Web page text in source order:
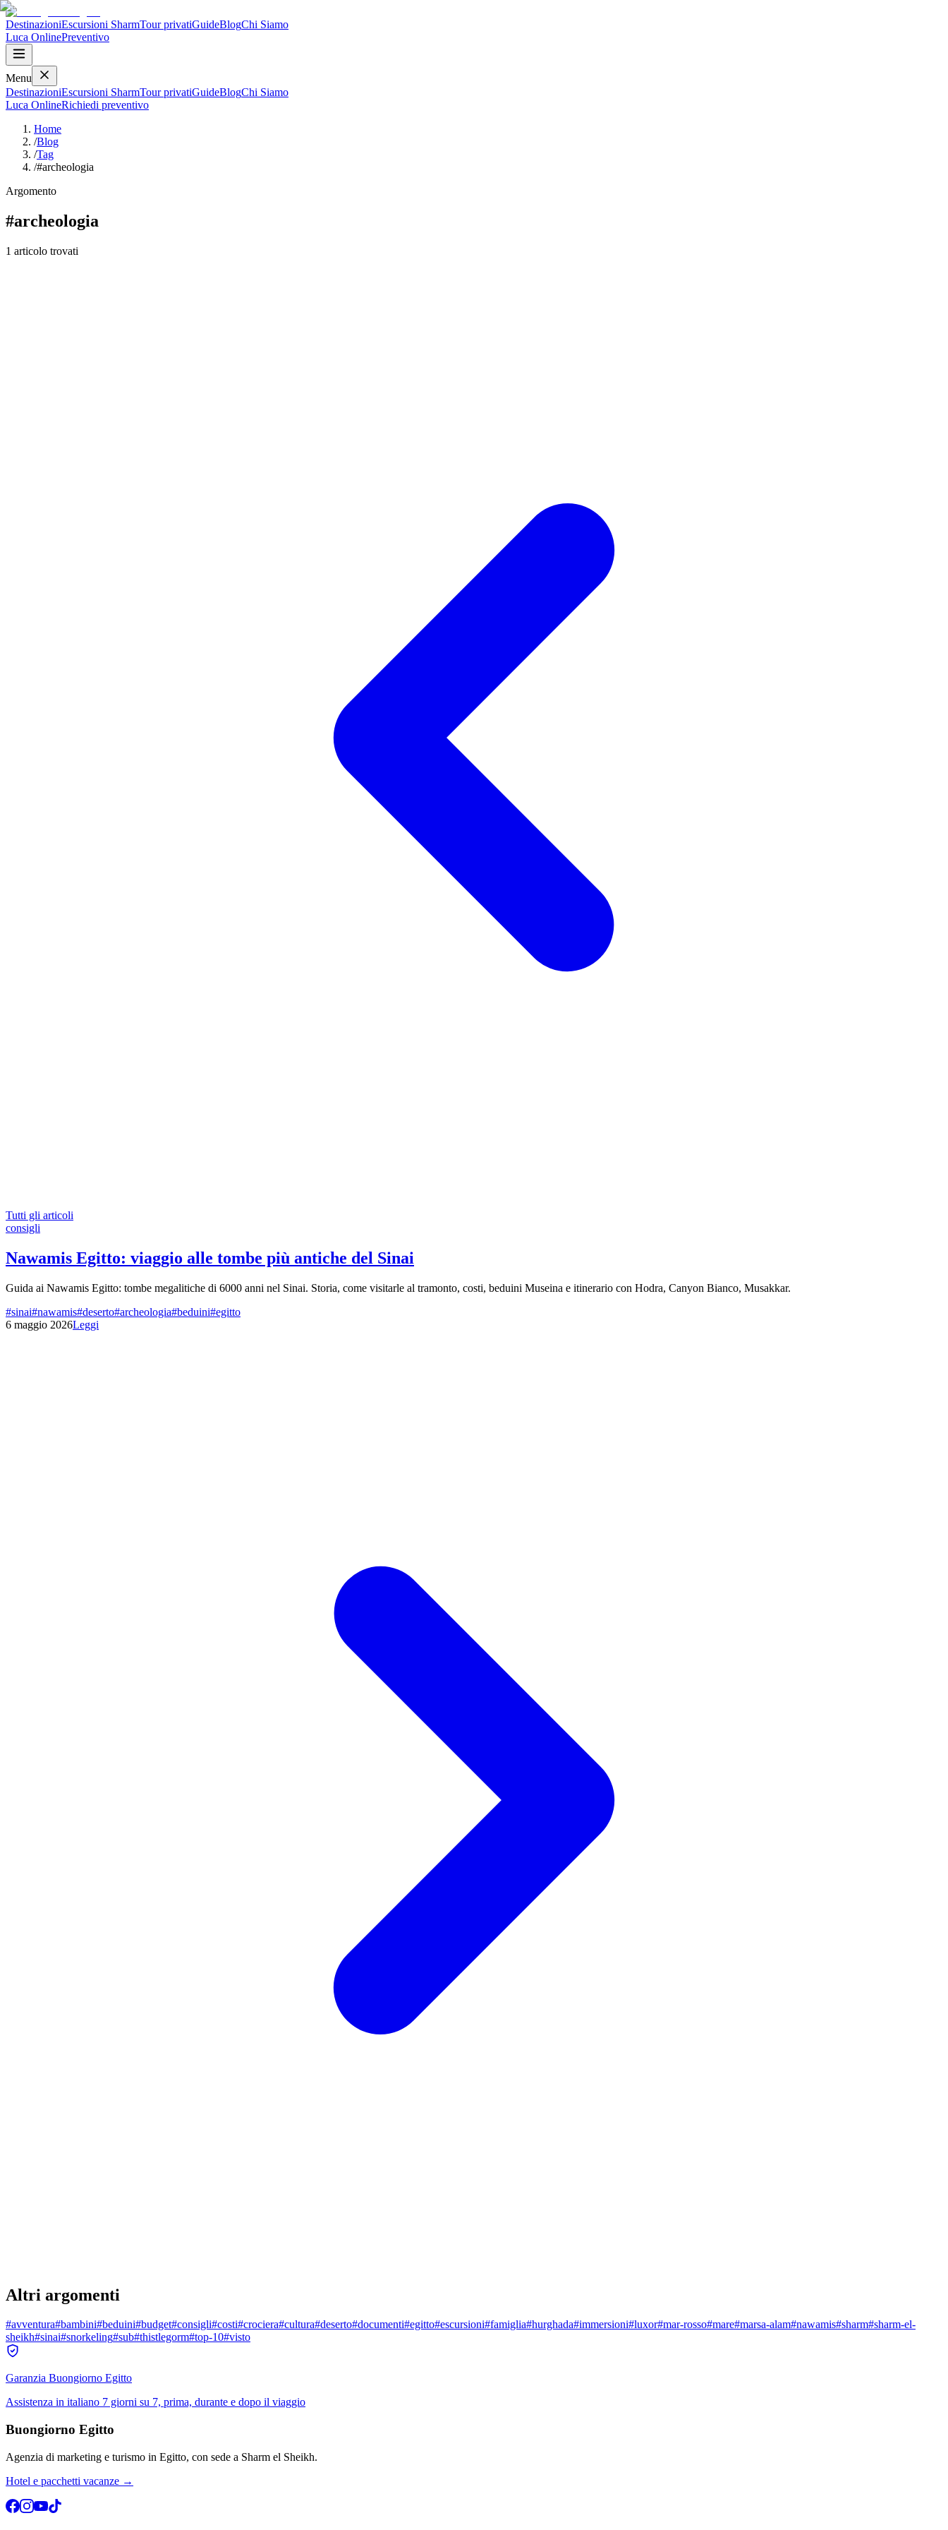
DestinazioniEscursioni SharmTour privatiGuideBlogChi Siamo
Luca OnlinePreventivo
Menu
DestinazioniEscursioni SharmTour privatiGuideBlogChi Siamo
Luca OnlineRichiedi preventivo
Home
/Blog
/Tag
/#archeologia
Argomento
#archeologia
1 articolo trovati
Tutti gli articoli
consigli
Nawamis Egitto: viaggio alle tombe più antiche del Sinai
Guida ai Nawamis Egitto: tombe megalitiche di 6000 anni nel Sinai. Storia, come visitarle al tramonto, costi, beduini Museina e itinerario con Hodra, Canyon Bianco, Musakkar.
#sinai#nawamis#deserto#archeologia#beduini#egitto
6 maggio 2026Leggi
Altri argomenti
#avventura#bambini#beduini#budget#consigli#costi#crociera#cultura#deserto#documenti#egitto#escursioni#famiglia#hurghada#immersioni#luxor#mar-rosso#mare#marsa-alam#nawamis#sharm#sharm-el-
sheikh#sinai#snorkeling#sub#thistlegorm#top-10#visto
Garanzia Buongiorno Egitto
Assistenza in italiano 7 giorni su 7, prima, durante e dopo il viaggio
Buongiorno Egitto
Agenzia di marketing e turismo in Egitto, con sede a Sharm el Sheikh.
Hotel e pacchetti vacanze →